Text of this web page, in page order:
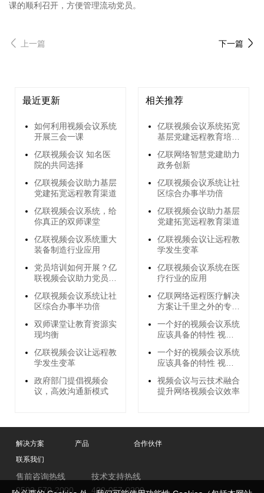
课的顺利召开，方便管理流动党员。
上一篇 下一篇
最近更新
如何利用视频会议系统
开展三会一课
亿联视频会议 知名医
院的共同选择
亿联视频会议助力基层
党建拓宽远程教育渠道
亿联视频会议系统，给
你真正的双师课堂
亿联视频会议系统重大
装备制造行业应用
党员培训如何开展？亿
联视频会议助力党员远
亿联视频会议系统让社
区综合办事半功倍
双师课堂让教育资源实
现均衡
亿联视频会议让远程教
学发生变革
政府部门提倡视频会
议，高效沟通新模式
相关推荐
亿联视频会议系统拓宽
基层党建远程教育培训
亿联网络智慧党建助力
政务创新
亿联视频会议系统让社
区综合办事半功倍
亿联视频会议助力基层
党建拓宽远程教育渠道
亿联视频会议让远程教
学发生变革
亿联视频会议系统在医
疗行业的应用
亿联网络远程医疗解决
方案让千里之外的专家
一个好的视频会议系统
应该具备的特性 视频
一个好的视频会议系统
应该具备的特性 视频
视频会议与云技术融合
提升网络视频会议效率
解决方案 产品
合作伙伴
联系我们
售前咨询热线
0592-570-2000
技术支持热线
400-057-0200